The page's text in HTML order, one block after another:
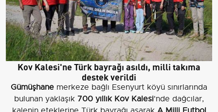
Kov Kalesi'ne Türk bayrağı asıldı, milli takıma
destek verildi
Gümüşhane merkeze bağlı Esenyurt köyü sınırlarında
bulunan yaklaşık 700 yıllık Kov Kalesi'nde dağcılar,